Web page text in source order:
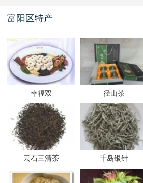
富阳区特产
幸福双 径山茶
云石三清茶 千岛银针